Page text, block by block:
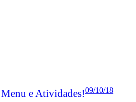
Menu e Atividades!09/10/18